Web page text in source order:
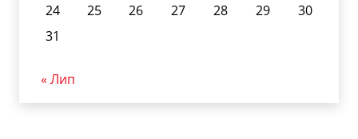
24
25 26 27 28 29
30
31
« Лип